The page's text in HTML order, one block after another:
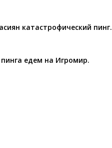
катастрофический пинг.
едем на Игромир.